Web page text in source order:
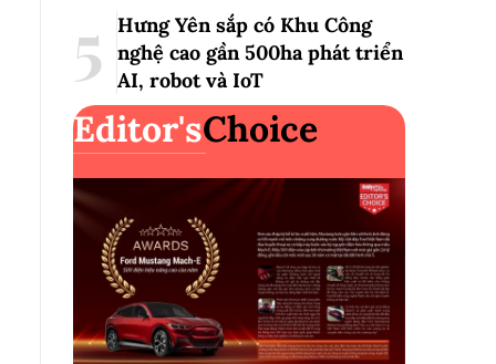
Hưng Yên sắp có Khu Công
nghệ cao gần 500ha phát triển
AI, robot và IoT
Editor'sChoice